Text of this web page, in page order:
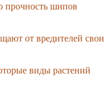
прочность шипов
от вредителей свои
виды растений